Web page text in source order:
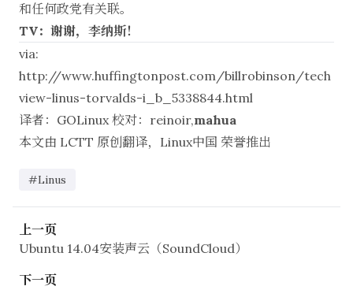
和任何政党有关联。
TV：谢谢，李纳斯！
via:
http://www.huffingtonpost.com/billrobinson/tech
view-linus-torvalds-i_b_5338844.html
译者： GOLinux校对： reinoir,mahua
本文由 LCTT 原创翻译， Linux中国 荣誉推出
#Linus
上一页
Ubuntu 14.04安装声云（SoundCloud）
下一页